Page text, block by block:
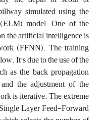
simulated using the
model. One of the
the artificial intelligence is
(FFNN). The training
It's due to the use of the
as the back propagation
the adjustment of the
is iterative. The extreme
Layer Feed-Forward